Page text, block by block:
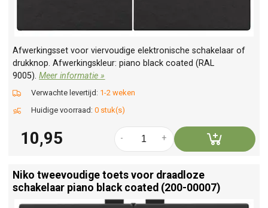
Afwerkingsset voor viervoudige elektronische schakelaar of
drukknop. Afwerkingskleur: piano black coated (RAL
9005).Meer informatie »
Verwachte levertijd: 1-2 weken
Huidige voorraad: 0 stuk(s)
10,95 +
-
Niko tweevoudige toets voor draadloze
schakelaar piano black coated (200-00007)